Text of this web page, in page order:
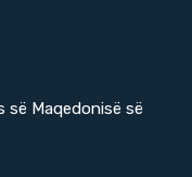
së Maqedonisë së